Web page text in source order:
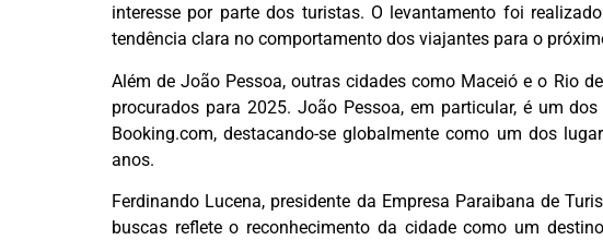
interesse por parte dos turistas. O levantamento foi
tendência clara no comportamento dos viajantes para o
Além de João Pessoa, outras cidades como Maceió e o Rio
procurados para 2025. João Pessoa, em particular, é um
Booking.com, destacando-se globalmente como um dos
anos.
Ferdinando Lucena, presidente da Empresa Paraibana de
buscas reflete o reconhecimento da cidade como um